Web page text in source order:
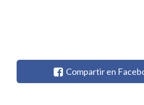
Compartir en